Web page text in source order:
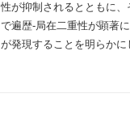
性が抑制されるとともに、
で遍歴‐局在二重性が顕著
が発現することを明らかに